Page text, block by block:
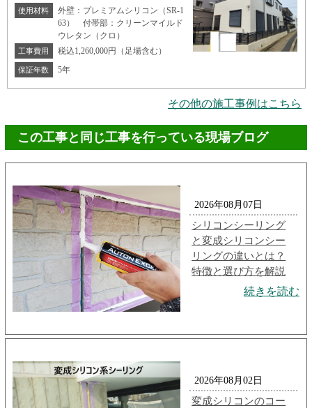
使用材料
外壁：プレミアムシリコン（SR-1
63） 付帯部：クリーンマイルド
ウレタン（クロ）
工事費用 税込1,260,000円（足場含む）
保証年数 5年
その他の施工事例はこちら
この工事と同じ工事を行っている現場ブログ
2026年08月07日
シリコンシーリング
と変成シリコンシー
リングの違いとは？
特徴と選び方を解説
続きを読む
2026年08月02日
変成シリコンのコー